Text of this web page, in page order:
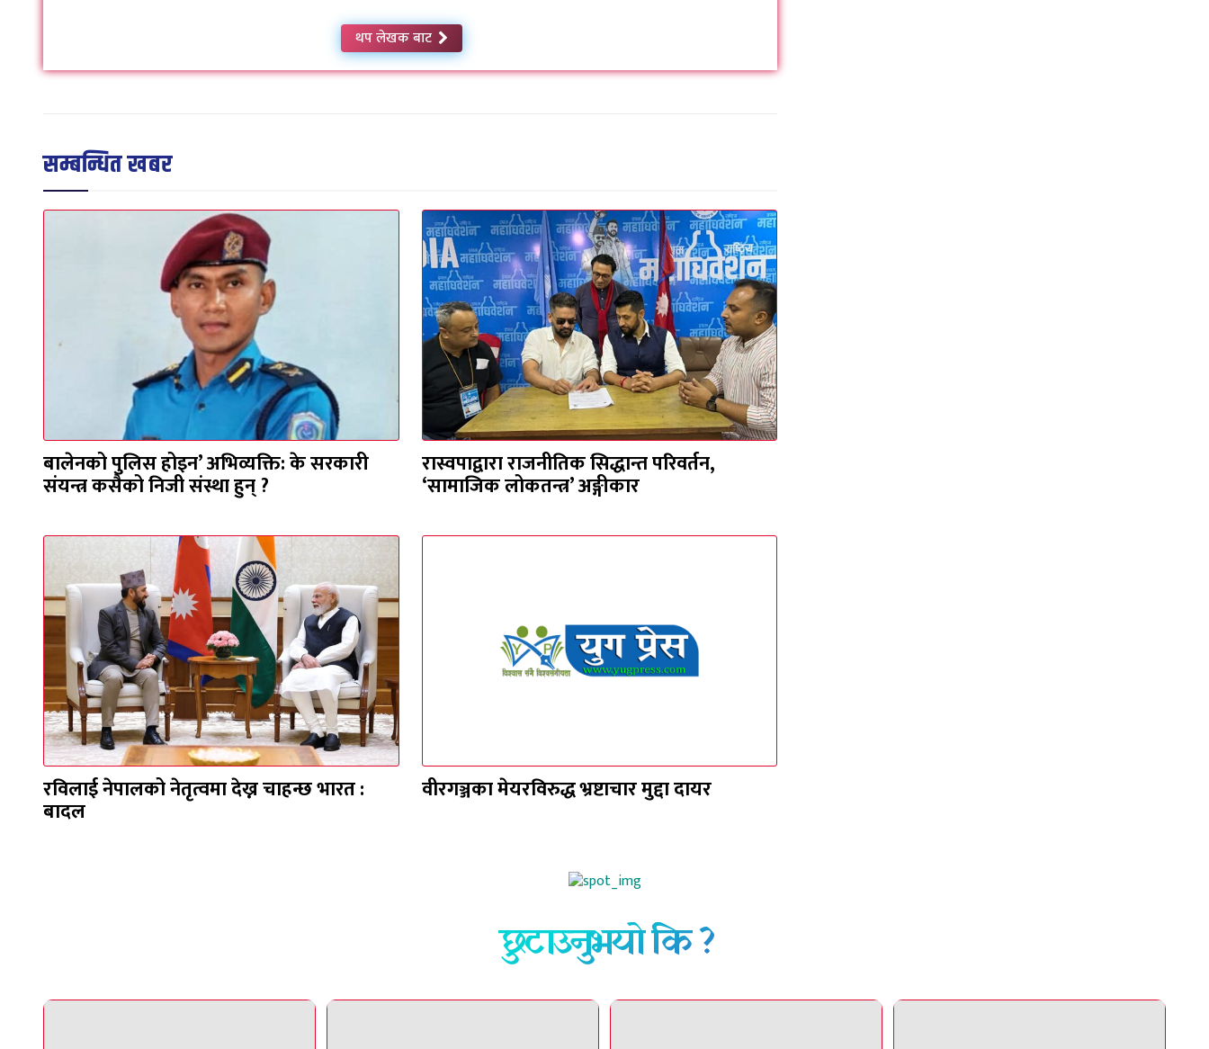
थप लेखक बाट
सम्बन्धित खबर
बालेनको पुलिस होइन’ अभिव्यक्ति: के सरकारी
संयन्त्र कसैको निजी संस्था हुन् ?
रास्वपाद्वारा राजनीतिक सिद्धान्त परिवर्तन,
‘सामाजिक लोकतन्त्र’ अङ्गीकार
रविलाई नेपालको नेतृत्वमा देख्न चाहन्छ भारत :
बादल
वीरगञ्जका मेयरविरुद्ध भ्रष्टाचार मुद्दा दायर
छुटाउनुभयो कि ?